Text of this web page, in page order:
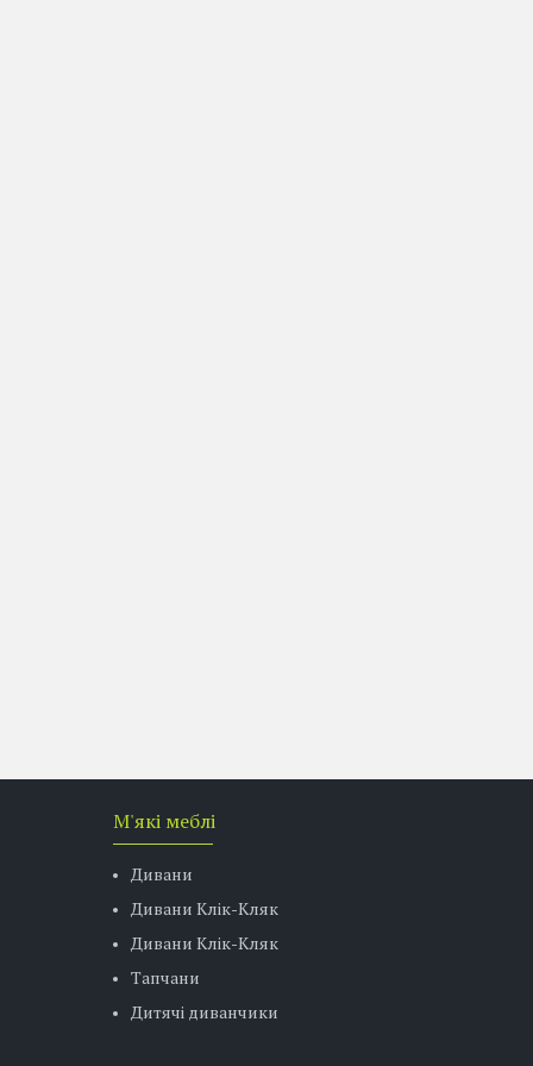
М'які меблі
Дивани
Дивани Клік-Кляк
Дивани Клік-Кляк
Тапчани
Дитячі диванчики